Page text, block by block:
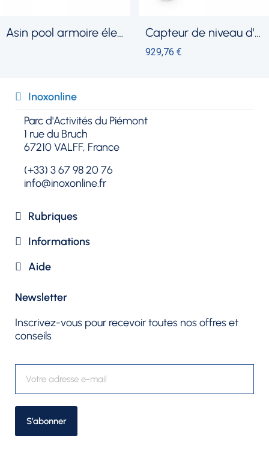
électrique complète capteur de niveau d'eau bouchon
Inoxonline​
Parc d'Activités du Piémont
1 rue du Bruch
67210 VALFF, France
(+33) 3 67 98 20 76
info@inoxonline.fr
Rubriques​
Informations
Aide
Newsletter​
Inscrivez-vous pour recevoir toutes nos offres et
conseils
S’abonner